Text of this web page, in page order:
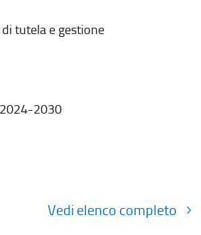
tutela e gestione
2030
Vedi elenco completo